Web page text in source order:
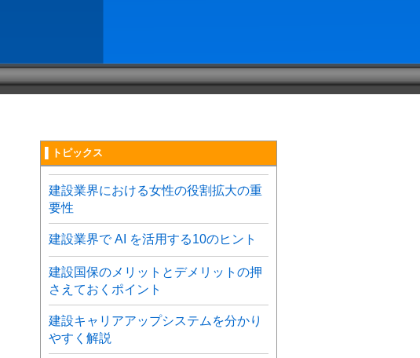
▌トピックス
建設業界における女性の役割拡大の重
要性
建設業界で AI を活用する10のヒント
建設国保のメリットとデメリットの押
さえておくポイント
建設キャリアアップシステムを分かり
やすく解説